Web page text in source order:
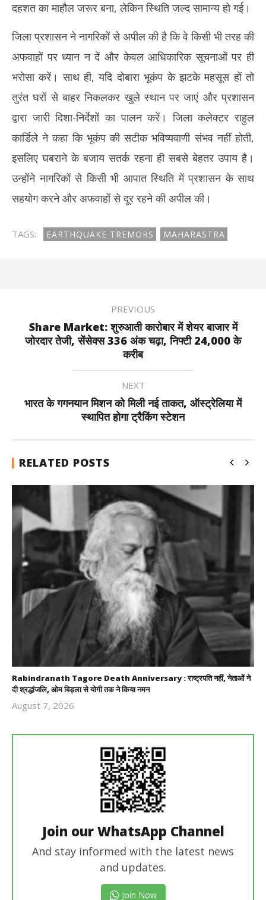
दहशत का माहौल जरूर बना, लेकिन स्थिति जल्द सामान्य हो गई।
जिला प्रशासन ने नागरिकों से अपील की है कि वे किसी भी तरह की
अफवाहों पर ध्यान न दें और केवल आधिकारिक सूचनाओं पर ही
भरोसा करें। साथ ही, यदि दोबारा भूकंप के झटके महसूस हों तो
तुरंत घरों से बाहर निकलकर खुले स्थान पर जाएं और प्रशासन
द्वारा जारी दिशा-निर्देशों का पालन करें। जिला कलेक्टर राहुल
कार्डिले ने कहा कि भूकंप की सटीक भविष्यवाणी संभव नहीं होती,
इसलिए घबराने के बजाय सतर्क रहना ही सबसे बेहतर उपाय है।
उन्होंने नागरिकों से किसी भी आपात स्थिति में प्रशासन के साथ
सहयोग करने और अफवाहों से दूर रहने की अपील की।
TAGS: EARTHQUAKE TREMORS MAHARASTRA
PREVIOUS
Share Market: शुरुआती कारोबार में शेयर बाजार में
जोरदार तेजी, सेंसेक्स 336 अंक चढ़ा, निफ्टी 24,000 के
करीब
NEXT
भारत के गगनयान मिशन को मिली नई ताकत, ऑस्ट्रेलिया में
स्थापित होगा ट्रैकिंग स्टेशन
RELATED POSTS
Rabindranath Tagore Death Anniversary : राष्ट्रपति नहीं, नेताओं ने
दी श्रद्धांजलि, ओम बिड़ला से योगी तक ने किया नमन
August 7, 2026
Join our WhatsApp Channel
And stay informed with the latest news
and updates.
Join Now